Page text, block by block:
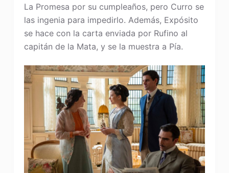
La Promesa por su cumpleaños, pero Curro se
las ingenia para impedirlo. Además, Expósito
se hace con la carta enviada por Rufino al
capitán de la Mata, y se la muestra a Pía.